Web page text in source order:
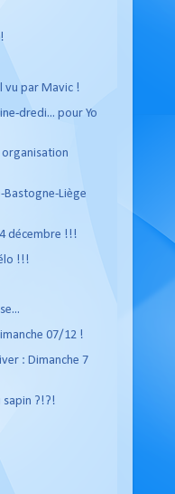
vu par Mavic !
dredi... pour Yo
organisation
Liège
décembre !!!
!!!
07/12 !
: Dimanche 7
sapin ?!?!